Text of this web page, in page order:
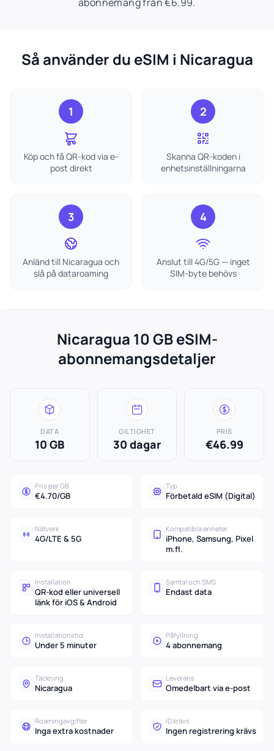
Så använder du eSIM i Nicaragua
1
Köp och få QR-kod via e-
post direkt
2
Skanna QR-koden i
enhetsinställningarna
3
Anländ till Nicaragua och
slå på dataroaming
4
Anslut till 4G/5G — inget
SIM-byte behövs
Nicaragua 10 GB eSIM-
abonnemangsdetaljer
DATA
10 GB
GILTIGHET
30 dagar
PRIS
€46.99
Pris per GB
€4.70/GB
Typ
Förbetald eSIM (Digital)
Nätverk
4G/LTE & 5G
Kompatibla enheter
iPhone, Samsung, Pixel
m.fl.
Installation
QR-kod eller universell
länk för iOS & Android
Samtal och SMS
Endast data
Installationstid
Under 5 minuter
Påfyllning
4 abonnemang
Täckning
Nicaragua
Leverans
Omedelbart via e-post
Roamingavgifter
Inga extra kostnader
ID krävs
Ingen registrering krävs